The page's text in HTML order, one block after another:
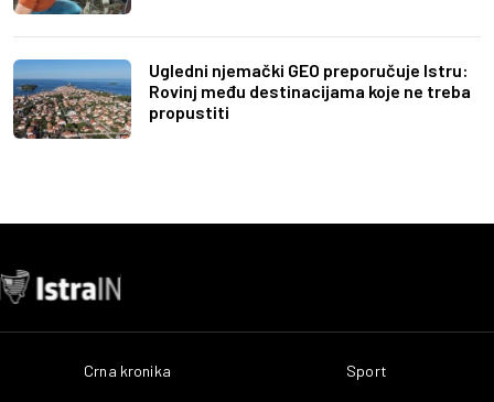
Ugledni njemački GEO preporučuje Istru:
Rovinj među destinacijama koje ne treba
propustiti
Crna kronika Sport